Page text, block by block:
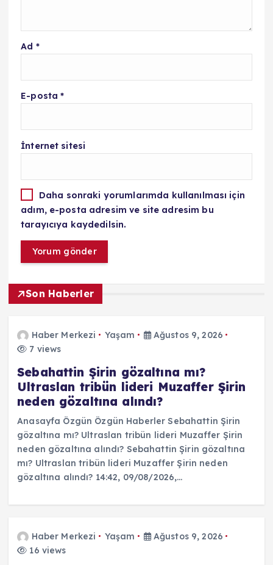
Ad *
E-posta*
İnternet sitesi
Daha sonraki yorumlarımda kullanılması için
adım, e-posta adresim ve site adresim bu
tarayıcıya kaydedilsin.
Son Haberler
Haber Merkezi Yaşam
Ağustos 9, 2026
7 views
Sebahattin Şirin gözaltına mı?
Ultraslan tribün lideri Muzaffer Şirin
neden gözaltına alındı?
Anasayfa Özgün Özgün Haberler Sebahattin Şirin
gözaltına mı? Ultraslan tribün lideri Muzaffer Şirin
neden gözaltına alındı? Sebahattin Şirin gözaltına
mı? Ultraslan tribün lideri Muzaffer Şirin neden
gözaltına alındı? 14:42, 09/08/2026,…
Haber Merkezi Yaşam
Ağustos 9, 2026
16 views